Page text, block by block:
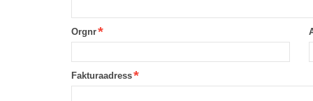
Orgnr
Fakturaadress